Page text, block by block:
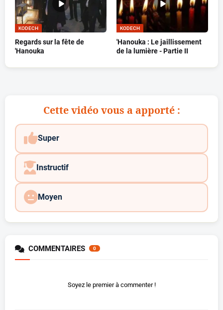
KODECH
Regards sur la fête de
'Hanouka
KODECH
'Hanouka : Le jaillissement
de la lumière - Partie II
Cette vidéo vous a apporté :
Super
Instructif
Moyen
COMMENTAIRES 0
Soyez le premier à commenter !